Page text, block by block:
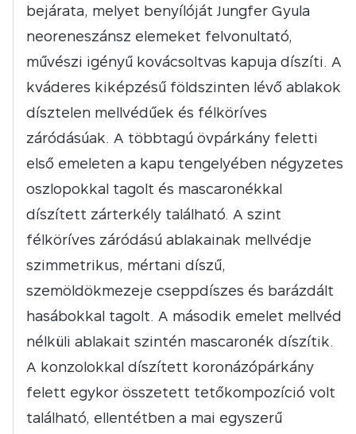
bejárata, melyet benyílóját Jungfer Gyula
neoreneszánsz elemeket felvonultató,
művészi igényű kovácsoltvas kapuja díszíti. A
kváderes kiképzésű földszinten lévő ablakok
dísztelen mellvédűek és félköríves
záródásúak. A többtagú övpárkány feletti
első emeleten a kapu tengelyében négyzetes
oszlopokkal tagolt és mascaronékkal
díszített zárterkély található. A szint
félköríves záródású ablakainak mellvédje
szimmetrikus, mértani díszű,
szemöldökmezeje cseppdíszes és barázdált
hasábokkal tagolt. A második emelet mellvéd
nélküli ablakait szintén mascaronék díszítik.
A konzolokkal díszített koronázópárkány
felett egykor összetett tetőkompozíció volt
található, ellentétben a mai egyszerű